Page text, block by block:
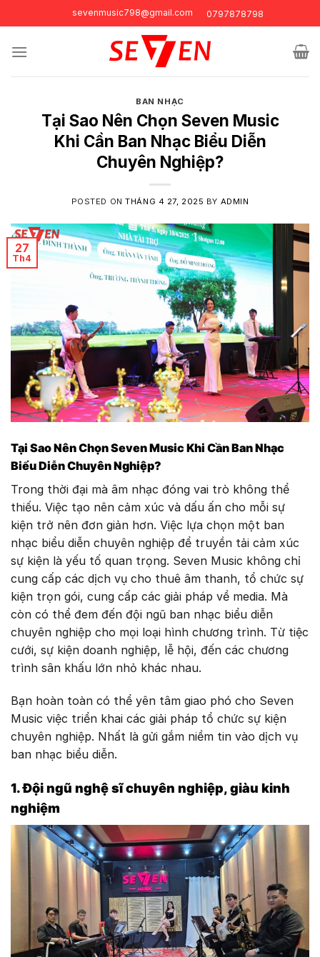
to
content
sevenmusic798@gmail.com 0797878798
BAN NHẠC
Tại Sao Nên Chọn Seven Music
Khi Cần Ban Nhạc Biểu Diễn
Chuyên Nghiệp?
POSTED ONTHÁNG 4 27, 2025 BY ADMIN
27
Th4
Tại Sao Nên Chọn Seven Music Khi Cần Ban Nhạc
Biểu Diễn Chuyên Nghiệp?
Trong thời đại mà âm nhạc đóng vai trò không thể
thiếu. Việc tạo nên cảm xúc và dấu ấn cho mỗi sự
kiện trở nên đơn giản hơn. Việc lựa chọn một ban
nhạc biểu diễn chuyên nghiệp để truyền tải cảm xúc
sự kiện là yếu tố quan trọng. Seven Music không chỉ
cung cấp các dịch vụ cho thuê âm thanh, tổ chức sự
kiện trọn gói, cung cấp các giải pháp về media. Mà
còn có thể đem đến đội ngũ ban nhạc biểu diễn
chuyên nghiệp cho mọi loại hình chương trình. Từ tiệc
cưới, sự kiện doanh nghiệp, lễ hội, đến các chương
trình sân khấu lớn nhỏ khác nhau.
Bạn hoàn toàn có thể yên tâm giao phó cho Seven
Music việc triển khai các giải pháp tổ chức sự kiện
chuyên nghiệp. Nhất là gửi gắm niềm tin vào dịch vụ
ban nhạc biểu diễn.
1. Đội ngũ nghệ sĩ chuyên nghiệp, giàu kinh
nghiệm